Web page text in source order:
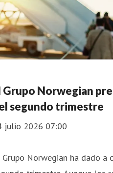
Grupo Norwegian
segundo trimestre
julio 2026 07:00
Norwegian ha dado a